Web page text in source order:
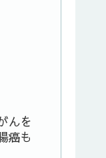
んを
癌も